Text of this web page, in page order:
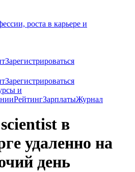
роста в карьере и
Зарегистрироваться
Зарегистрироваться
и
РейтингЗарплатыЖурнал
в
удаленно на
день